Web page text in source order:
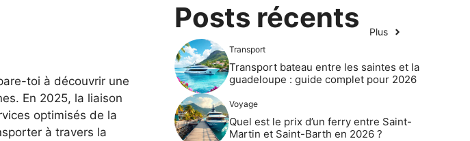
toi à découvrir une
En 2025, la liaison
optimisés de la
à travers la
Posts récents Plus
Transport
Transport bateau entre les saintes et la
guadeloupe : guide complet pour 2026
Voyage
Quel est le prix d’un ferry entre Saint-
Martin et Saint-Barth en 2026 ?